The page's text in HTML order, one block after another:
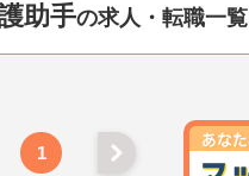
助手の求人・転職一覧
1